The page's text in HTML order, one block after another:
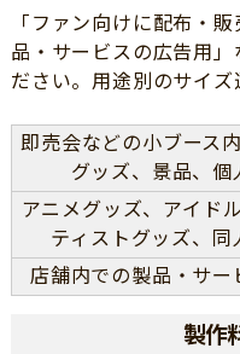
「ファン向けに配布・
品・サービスの広告用」
ださい。用途別のサイズ
即売会などの小ブース
グッズ、景品、個
アニメグッズ、アイド
ティストグッズ、同
店舗内での製品・サー
製作